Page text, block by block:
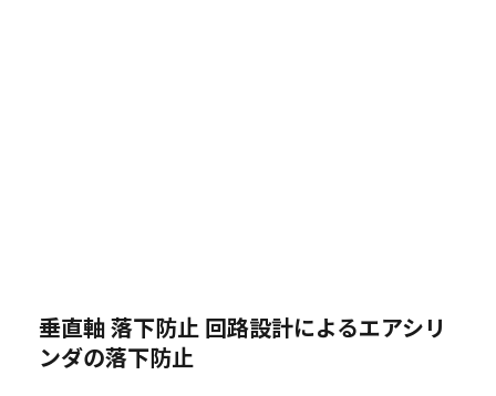
垂直軸 落下防止 回路設計によるエアシリ
ンダの落下防止